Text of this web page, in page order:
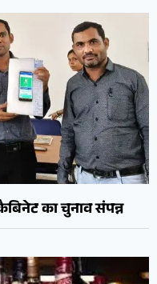
का चुनाव संपन्न